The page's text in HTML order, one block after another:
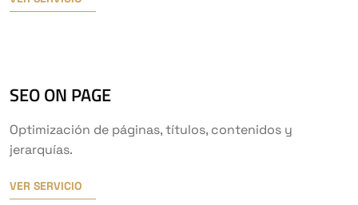
SEO ON PAGE
Optimización de páginas, títulos, contenidos y
jerarquías.
VER SERVICIO